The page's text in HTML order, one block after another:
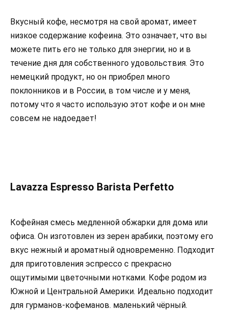
Вкусный кофе, несмотря на свой аромат, имеет
низкое содержание кофеина. Это означает, что вы
можете пить его не только для энергии, но и в
течение дня для собственного удовольствия. Это
немецкий продукт, но он приобрел много
поклонников и в России, в том числе и у меня,
потому что я часто использую этот кофе и он мне
совсем не надоедает!
Lavazza Espresso Barista Perfetto
Кофейная смесь медленной обжарки для дома или
офиса. Он изготовлен из зерен арабики, поэтому его
вкус нежный и ароматный одновременно. Подходит
для приготовления эспрессо с прекрасно
ощутимыми цветочными нотками. Кофе родом из
Южной и Центральной Америки. Идеально подходит
для гурманов-кофеманов. маленький чёрный.